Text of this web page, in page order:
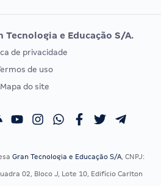
Vunesp
EXAME DE ORDEM
Calendário OAB
Tecnologia e Educação S/A.
de privacidade
de uso
Mapa do site
Gran Tecnologia e Educação S/A, CNPJ:
02, Bloco J, Lote 10, Edifício Carlton